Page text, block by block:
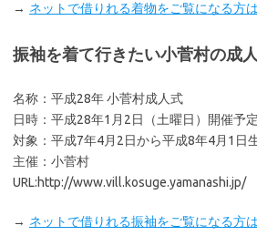
→ ネットで借りれる着物をご覧になる方
振袖を着て行きたい小菅村の成
名称：平成28年 小菅村成人式
日時：平成28年1月2日（土曜日）開催予定
対象：平成7年4月2日から平成8年4月1日
主催：小菅村
URL:http://www.vill.kosuge.yamanashi.jp/
→ ネットで借りれる振袖をご覧になる方